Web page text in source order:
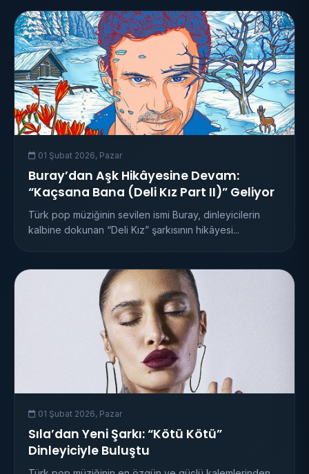
01 Şubat 2026, Pazar
Buray’dan Aşk Hikâyesine Devam:
“Kaçsana Bana (Deli Kız Part II)” Geliyor
Türk pop müziğinin sevilen ismi Buray, dinleyicilerin
kalbine dokunan “Deli Kız” şarkısının hikâyesi...
01 Şubat 2026, Pazar
Sıla’dan Yeni Şarkı: “Kötü Kötü”
Dinleyiciyle Buluştu